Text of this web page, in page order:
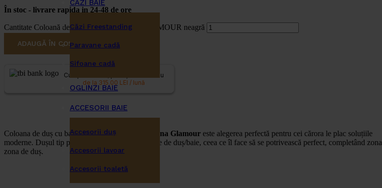
CĂZI BAIE
Căzi Freestanding
Paravane cadă
Sifoane cadă
OGLINZI BAIE
ACCESORII BAIE
Accesorii duş
Accesorii lavoar
Accesorii toaletă
În stoc - livrare rapida in 24-48 de ore
Cantitate Coloană de duș cu baterie Invena GLAMOUR neagră
ADAUGĂ ÎN COȘ
Cumpără acum, plătește mai târziu
de la 315.00 LEI / lună
Coloana de duș cu baterie, neagră, din gama Invena Glamour este alegerea perfectă pentru cei cărora le plac soluțiile
moderne. Dușul tip ploaie este echipat cu o baterie de duș/baie, ceea ce îl face să se potrivească perfect, completând
zona de duș.